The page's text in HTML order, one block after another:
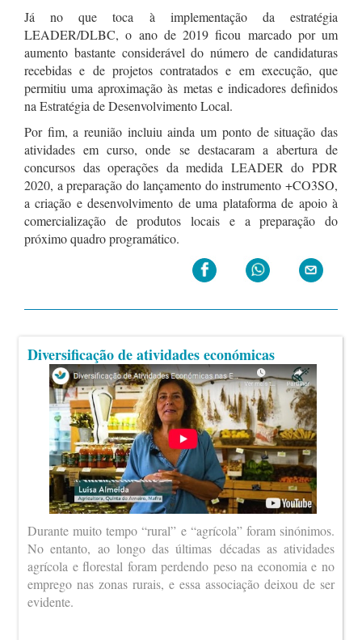
Já no que toca à implementação da estratégia
LEADER/DLBC, o ano de 2019 ficou marcado por um
aumento bastante considerável do número de candidaturas
recebidas e de projetos contratados e em execução, que
permitiu uma aproximação às metas e indicadores definidos
na Estratégia de Desenvolvimento Local.
Por fim, a reunião incluiu ainda um ponto de situação das
atividades em curso, onde se destacaram a abertura de
concursos das operações da medida LEADER do PDR
2020, a preparação do lançamento do instrumento +CO3SO,
a criação e desenvolvimento de uma plataforma de apoio à
comercialização de produtos locais e a preparação do
próximo quadro programático.
Diversificação de atividades económicas
Durante muito tempo “rural” e “agrícola” foram sinónimos.
No entanto, ao longo das últimas décadas as atividades
agrícola e florestal foram perdendo peso na economia e no
emprego nas zonas rurais, e essa associação deixou de ser
evidente.